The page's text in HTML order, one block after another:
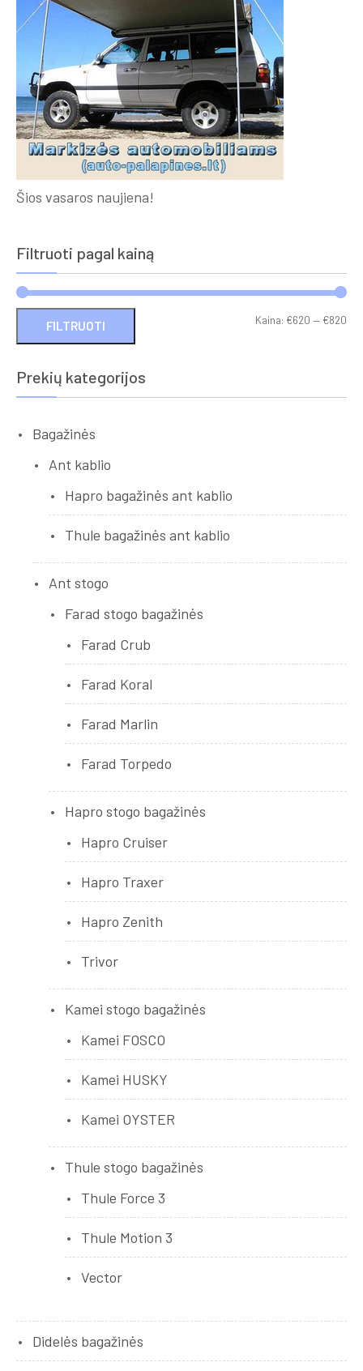
Šios vasaros naujiena!
Filtruoti pagal kainą
FILTRUOTI Kaina: €620 — €820
Prekių kategorijos
Bagažinės
Ant kablio
Hapro bagažinės ant kablio
Thule bagažinės ant kablio
Ant stogo
Farad stogo bagažinės
Farad Crub
Farad Koral
Farad Marlin
Farad Torpedo
Hapro stogo bagažinės
Hapro Cruiser
Hapro Traxer
Hapro Zenith
Trivor
Kamei stogo bagažinės
Kamei FOSCO
Kamei HUSKY
Kamei OYSTER
Thule stogo bagažinės
Thule Force 3
Thule Motion 3
Vector
Didelės bagažinės